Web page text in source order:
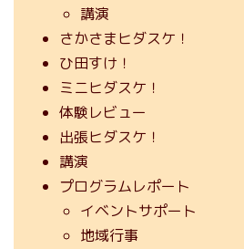
講演
さかさまヒダスケ！
ひ田すけ！
ミニヒダスケ！
体験レビュー
出張ヒダスケ！
講演
プログラムレポート
イベントサポート
地域行事